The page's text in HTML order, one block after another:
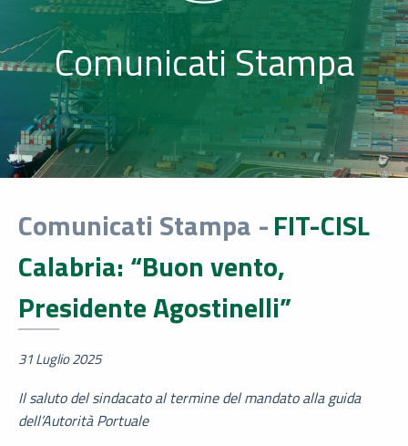
Comunicati Stampa
Comunicati Stampa -FIT-CISL
Calabria: “Buon vento,
Presidente Agostinelli”
31 Luglio 2025
Il saluto del sindacato al termine del mandato alla guida
dell’Autorità Portuale